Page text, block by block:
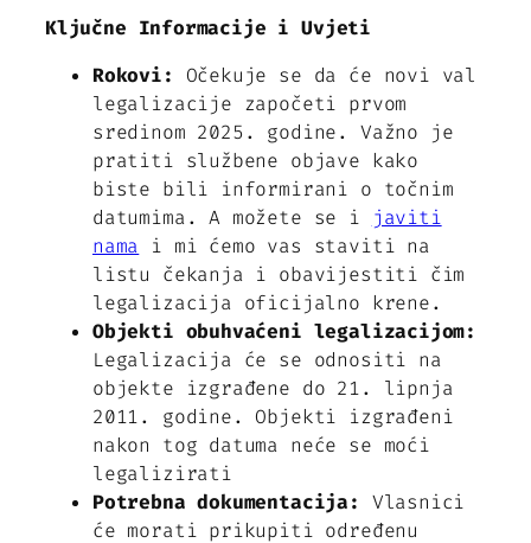
Ključne Informacije i Uvjeti
Rokovi:
Očekuje se da će novi val
legalizacije započeti prvom
sredinom 2025. godine. Važno je
pratiti službene objave kako
biste bili informirani o točnim
datumima. A možete se i
javiti
nama i mi ćemo vas staviti na
listu čekanja i obavijestiti čim
legalizacija oficijalno krene.
Objekti obuhvaćeni legalizacijom:
Legalizacija će se odnositi na
objekte izgrađene do 21. lipnja
2011. godine. Objekti izgrađeni
nakon tog datuma neće se moći
legalizirati
Potrebna dokumentacija:
Vlasnici
će morati prikupiti određenu